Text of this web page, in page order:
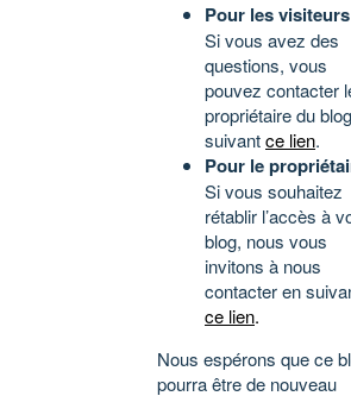
Pour les visiteurs
Si vous avez des
questions, vous
pouvez contacter
propriétaire du
suivantce lien.
Pour le
Si vous souhaitez
rétablir l’accès à
blog, nous vous
invitons à nous
contacter en
ce lien.
Nous espérons que ce
pourra être de nouveau